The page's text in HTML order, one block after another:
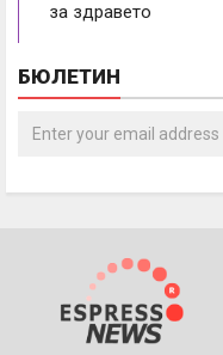
за здравето
БЮЛЕТИН